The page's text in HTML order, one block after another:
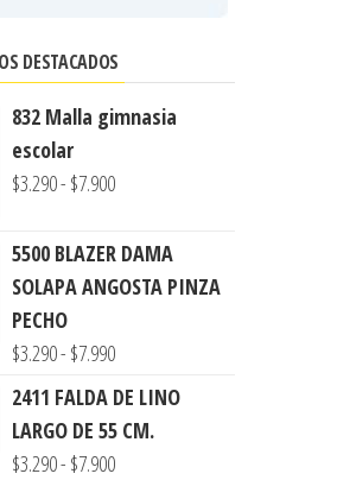
DESTACADOS
832 Malla gimnasia
escolar
$3.290- $7.900Rango
precios:
desde
hasta
5500 BLAZER DAMA
SOLAPA ANGOSTA PINZA
PECHO
$3.290- $7.990Rango
de
precios:
desde
2411 FALDA DE LINO
LARGO DE 55 CM.
$3.290- $7.900Rango